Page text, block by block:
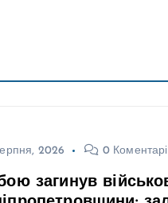
2026 0 Коментарі
загинув